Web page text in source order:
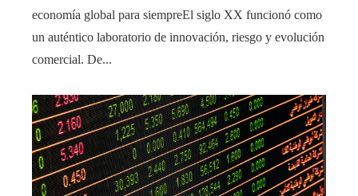
economía global para siempreEl siglo XX funcionó como
un auténtico laboratorio de innovación, riesgo y evolución
comercial. De...